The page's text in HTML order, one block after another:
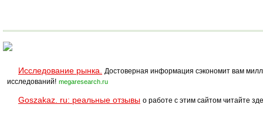
Исследование рынка.
Достоверная информация сэкономит вам
исследований! megaresearch.ru
Goszakaz. ru: реальные отзывы о работе с этим сайтом читайте